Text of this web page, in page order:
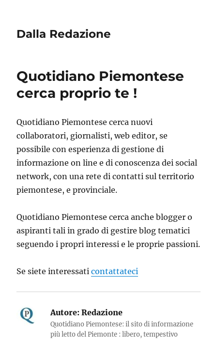
Dalla Redazione
Quotidiano Piemontese
cerca proprio te !
Quotidiano Piemontese cerca nuovi
collaboratori, giornalisti, web editor, se
possibile con esperienza di gestione di
informazione on line e di conoscenza dei social
network, con una rete di contatti sul territorio
piemontese, e provinciale.
Quotidiano Piemontese cerca anche blogger o
aspiranti tali in grado di gestire blog tematici
seguendo i propri interessi e le proprie passioni.
Se siete interessaticontattateci
Autore: Redazione
Quotidiano Piemontese: il sito di informazione
più letto del Piemonte : libero, tempestivo